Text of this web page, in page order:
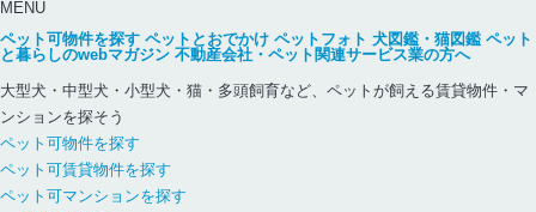
MENU
ペット可物件を探す ペットとおでかけ ペットフォト 犬図鑑・猫図鑑 ペット
と暮らしのwebマガジン 不動産会社・ペット関連サービス業の方へ
大型犬・中型犬・小型犬・猫・多頭飼育など、ペットが飼える賃貸物件・マ
ンションを探そう
ペット可物件を探す
ペット可賃貸物件を探す
ペット可マンションを探す